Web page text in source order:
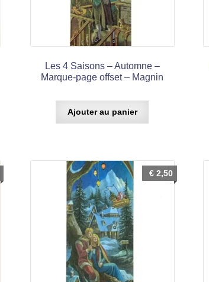
Les 4 Saisons – Automne –
Marque-page offset – Magnin
Ajouter au panier
€2,50